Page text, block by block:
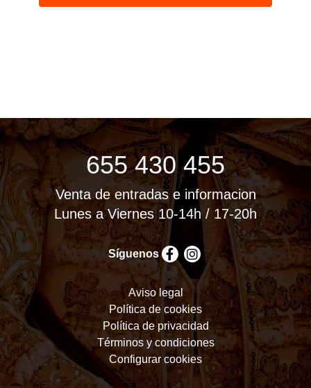
655 430 455
Venta de entradas e informacion
Lunes a Viernes 10-14h / 17-20h
Síguenos
Aviso legal
Política de cookies
Política de privacidad
Términos y condiciones
Configurar cookies